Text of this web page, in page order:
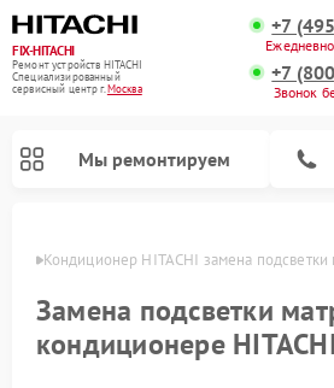
FIX-HITACHI
Ремонт устройств HITACHI
Специализированный
cервисный центр г.Москва
+7
+7
Звонок
Мы ремонтируем
Кондиционер HITACHI замена подсветки
Замена подсветки
кондиционере